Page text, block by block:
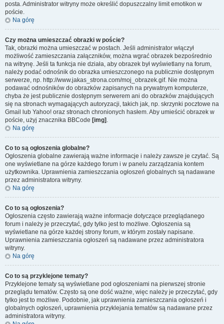
posta. Administrator witryny może określić dopuszczalny limit emotikon w
poście.
Na górę
Czy można umieszczać obrazki w poście?
Tak, obrazki można umieszczać w postach. Jeśli administrator włączył
możliwość zamieszczania załączników, można wgrać obrazek bezpośrednio
na witrynę. Jeśli ta funkcja nie działa, aby obrazek był wyświetlany na forum,
należy podać odnośnik do obrazka umieszczonego na publicznie dostępnym
serwerze, np. http://www.jakas_strona.com/moj_obrazek.gif. Nie można
podawać odnośników do obrazków zapisanych na prywatnym komputerze,
chyba że jest publicznie dostępnym serwerem ani do obrazków znajdujących
się na stronach wymagających autoryzacji, takich jak, np. skrzynki pocztowe na
Gmail lub Yahoo! oraz stronach chronionych hasłem. Aby umieścić obrazek w
poście, użyj znacznika BBCode [img] .
Na górę
Co to są ogłoszenia globalne?
Ogłoszenia globalne zawierają ważne informacje i należy zawsze je czytać. Są
one wyświetlane na górze każdego forum i w panelu zarządzania kontem
użytkownika. Uprawnienia zamieszczania ogłoszeń globalnych są nadawane
przez administratora witryny.
Na górę
Co to są ogłoszenia?
Ogłoszenia często zawierają ważne informacje dotyczące przeglądanego
forum i należy je przeczytać, gdy tylko jest to możliwe. Ogłoszenia są
wyświetlane na górze każdej strony forum, w którym zostały napisane.
Uprawnienia zamieszczania ogłoszeń są nadawane przez administratora
witryny.
Na górę
Co to są przyklejone tematy?
Przyklejone tematy są wyświetlane pod ogłoszeniami na pierwszej stronie
przeglądu tematów. Często są one dość ważne, więc należy je przeczytać, gdy
tylko jest to możliwe. Podobnie, jak uprawnienia zamieszczania ogłoszeń i
globalnych ogłoszeń, uprawnienia przyklejania tematów są nadawane przez
administratora witryny.